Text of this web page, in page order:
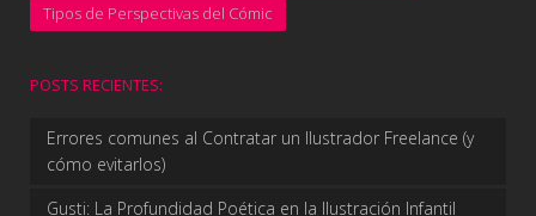
Tipos de Perspectivas del Cómic
POSTS RECIENTES:
Errores comunes al Contratar un Ilustrador Freelance (y
cómo evitarlos)
Gusti: La Profundidad Poética en la Ilustración Infantil